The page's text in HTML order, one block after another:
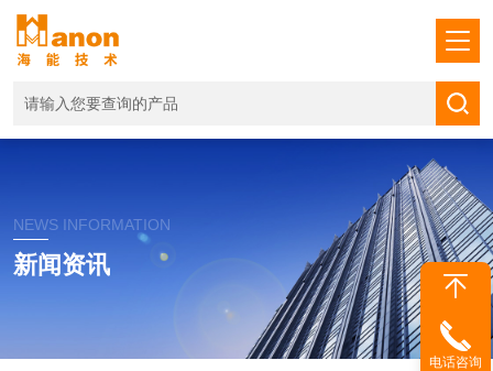
NEWS INFORMATION
新闻资讯
电话咨询